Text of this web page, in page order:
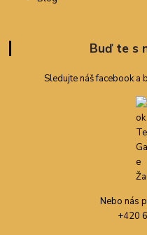
Buď te s
Sledujte náš facebook a
Nebo nás
+420